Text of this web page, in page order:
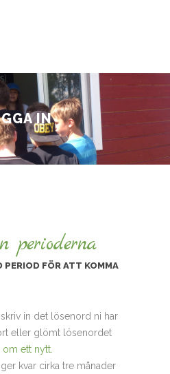
IN
perioderna
PERIOD FÖR ATT KOMMA
in det lösenord ni har
eller glömt lösenordet
ett nytt.
kvar cirka tre månader